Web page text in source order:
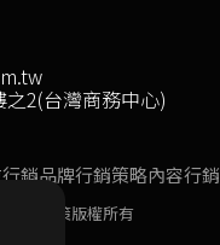
2(台灣商務中心)
銷品牌行銷策略內容行銷
隱私權政策版權所有